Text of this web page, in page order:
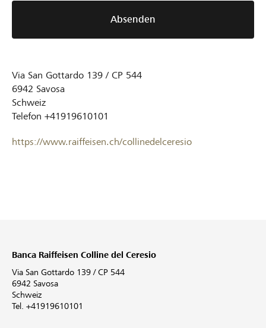
Absenden
Via San Gottardo 139 / CP 544
6942 Savosa
Schweiz
Telefon +41919610101
https://www.raiffeisen.ch/collinedelceresio
Banca Raiffeisen Colline del Ceresio
Via San Gottardo 139 / CP 544
6942 Savosa
Schweiz
Tel. +41919610101